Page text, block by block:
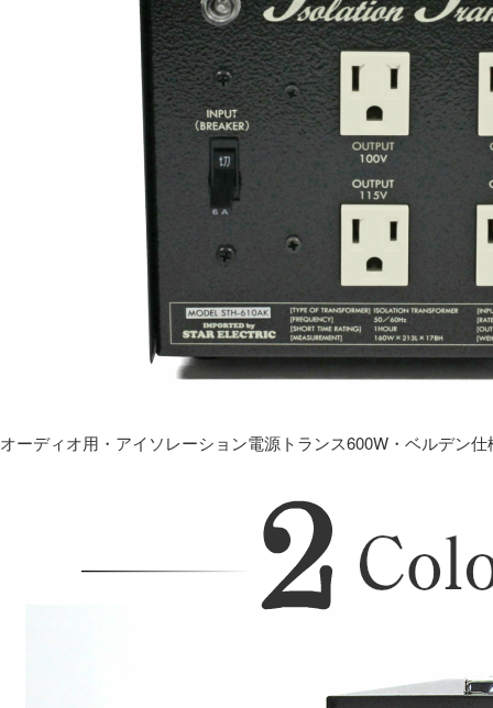
オーディオ用・アイソレーション電源トランス600W・ベルデン仕